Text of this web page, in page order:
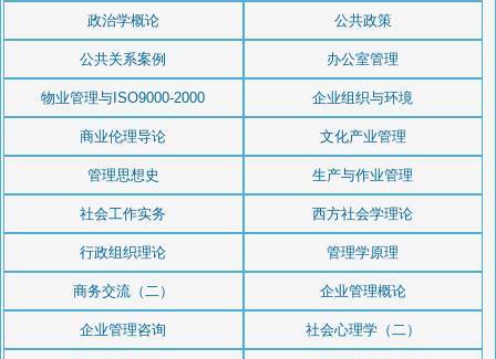
政治学概论 公共政策
公共关系案例 办公室管理
物业管理与ISO9000-2000 企业组织与环境
商业伦理导论 文化产业管理
管理思想史 生产与作业管理
社会工作实务 西方社会学理论
行政组织理论 管理学原理
商务交流（二） 企业管理概论
企业管理咨询 社会心理学（二）